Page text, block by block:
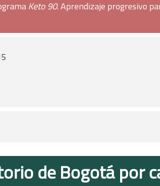
Keto 90. Aprendizaje progresivo
de Bogotá por